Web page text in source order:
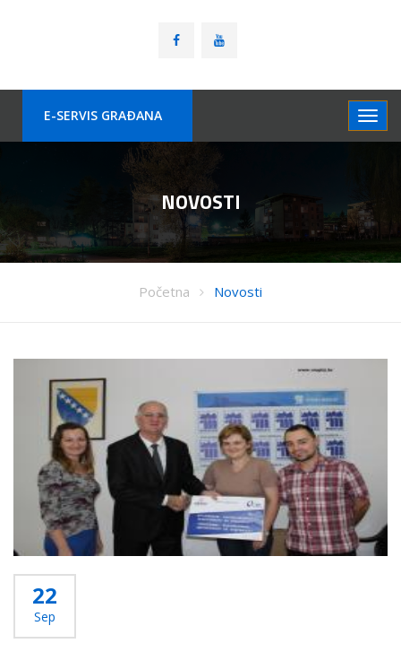
E-SERVIS GRAÐANA
NOVOSTI
Početna Novosti
22
Sep